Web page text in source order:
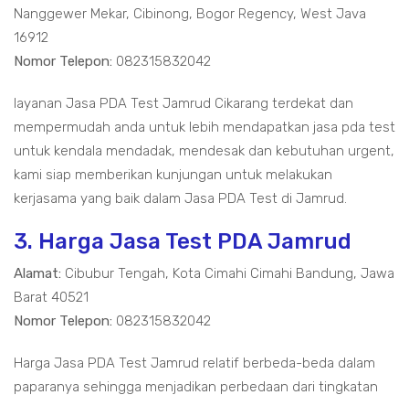
Nanggewer Mekar, Cibinong, Bogor Regency, West Java
16912
Nomor Telepon: 082315832042
layanan Jasa PDA Test Jamrud Cikarang terdekat dan
mempermudah anda untuk lebih mendapatkan jasa pda test
untuk kendala mendadak, mendesak dan kebutuhan urgent,
kami siap memberikan kunjungan untuk melakukan
kerjasama yang baik dalam Jasa PDA Test di Jamrud.
3. Harga Jasa Test PDA Jamrud
Alamat: Cibubur Tengah, Kota Cimahi Cimahi Bandung, Jawa
Barat 40521
Nomor Telepon: 082315832042
Harga Jasa PDA Test Jamrud relatif berbeda-beda dalam
paparanya sehingga menjadikan perbedaan dari tingkatan